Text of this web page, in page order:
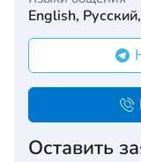
English,
Оставить